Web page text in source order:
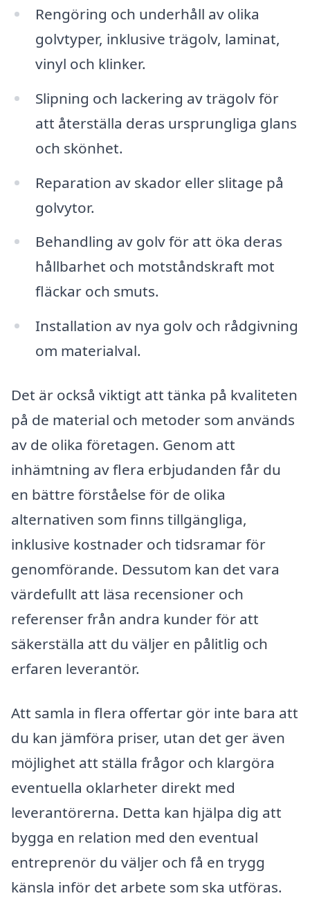
Rengöring och underhåll av olika
golvtyper, inklusive trägolv, laminat,
vinyl och klinker.
Slipning och lackering av trägolv för
att återställa deras ursprungliga glans
och skönhet.
Reparation av skador eller slitage på
golvytor.
Behandling av golv för att öka deras
hållbarhet och motståndskraft mot
fläckar och smuts.
Installation av nya golv och rådgivning
om materialval.
Det är också viktigt att tänka på kvaliteten
på de material och metoder som används
av de olika företagen. Genom att
inhämtning av flera erbjudanden får du
en bättre förståelse för de olika
alternativen som finns tillgängliga,
inklusive kostnader och tidsramar för
genomförande. Dessutom kan det vara
värdefullt att läsa recensioner och
referenser från andra kunder för att
säkerställa att du väljer en pålitlig och
erfaren leverantör.
Att samla in flera offertar gör inte bara att
du kan jämföra priser, utan det ger även
möjlighet att ställa frågor och klargöra
eventuella oklarheter direkt med
leverantörerna. Detta kan hjälpa dig att
bygga en relation med den eventual
entreprenör du väljer och få en trygg
känsla inför det arbete som ska utföras.